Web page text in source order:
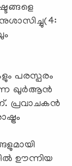
പരസ്പരം
ഖുർആൻ
പ്രവാചകൻ
ഊന്നിയ